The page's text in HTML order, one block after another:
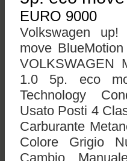
EURO 9000
Volkswagen
move
VOLKSWAGEN
1.0 5p. eco
Technology
Usato Posti 4
Carburante
Colore Grigio
Cambio